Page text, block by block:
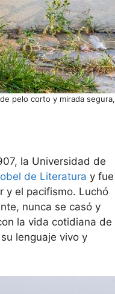
pelo corto y mirada segura,
la Universidad de
de Literatura y fue
y el pacifismo. Luchó
nunca se casó y
la vida cotidiana de
lenguaje vivo y